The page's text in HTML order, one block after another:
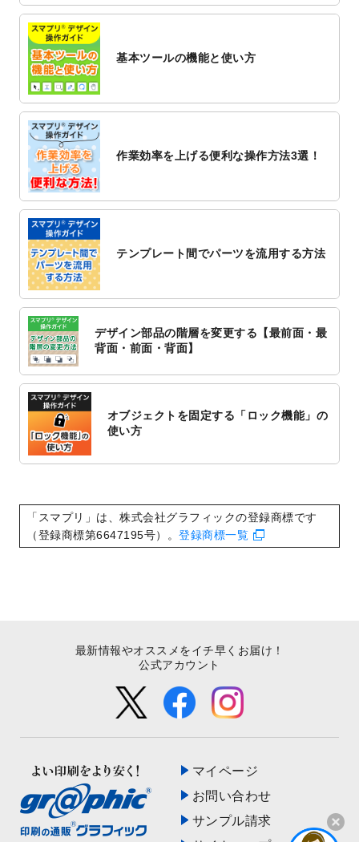
2022/11/25
【新商品】封筒が作成できるようになりま
2022/11/25
【新商品】クリアファイルが作成できるよ
2022/11/4
しました。
2022/10/26
レートを追加しました。
2022/10/26
追加しました。
2022/10/20
2022/10/14
年賀ポスターのデザインテンプレートを公
2022/10/6
チラシ作成からポスティング配布注文まで
2022/10/1
2023年版1月始まりのカレンダーデザイン
2022/9/21
コンサートのチラシデザインテンプレート
2022/9/5
年賀状のデザインテンプレート
2022/9/5
喪中はがきのデザインテンプレートを公開
2022/8/24
印刷用データの解像度
を引き上げまし
た！
基本ツールの機能と使い方
作業効率を上げる便利な操作方法3選！
テンプレート間でパーツを流用する方法
デザイン部品の階層を変更する【最前面・最
背面・前面・背面】
オブジェクトを固定する「ロック機能」の
使い方
「スマプリ」は、株式会社グラフィックの登録商標です
（登録商標第6647195号）。 登録商標一覧
マイページ
お問い合わせ
サンプル請求
最新情報やオススメをイチ早くお届け！
公式アカウント